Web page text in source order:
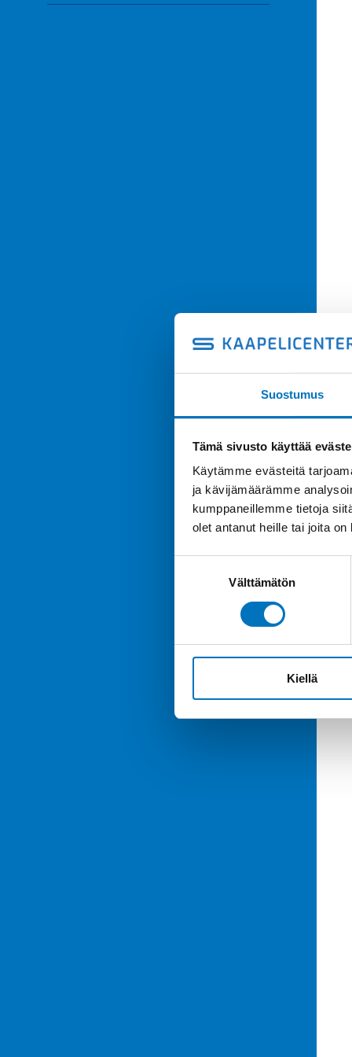
Suostumus
Tämä sivusto käyttää
Käytämme evästeitä
ja kävijämäärämme
kumppaneillemme tietoja
olet antanut heille tai joita
Välttämätön
Kiellä